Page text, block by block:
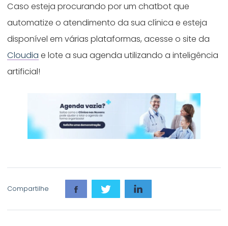
Caso esteja procurando por um chatbot que
automatize o atendimento da sua clínica e esteja
disponível em várias plataformas, acesse o site da
Cloudia e lote a sua agenda utilizando a inteligência
artificial!
Compartilhe